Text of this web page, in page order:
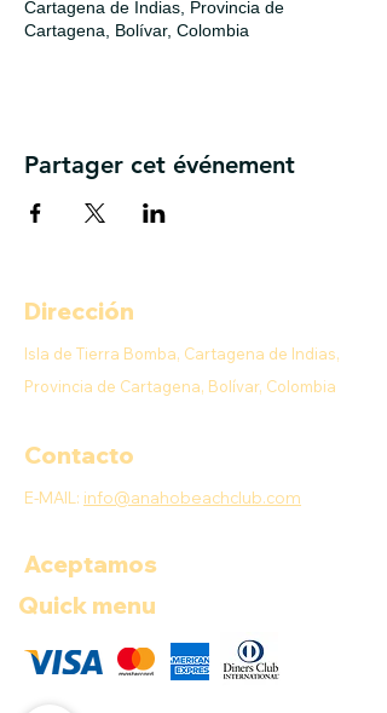
Cartagena de Indias, Provincia de
Cartagena, Bolívar, Colombia
Partager cet événement
Dirección
Isla de Tierra Bomba, Cartagena de Indias,
Provincia de Cartagena, Bolívar, Colombia
Contacto
E-MAIL: info@anahobeachclub.com
Aceptamos
Quick menu